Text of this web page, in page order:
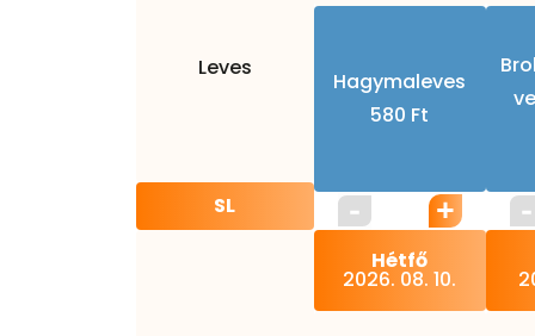
Leves
SL
Hagymaleves
580 Ft
Hétfő
2026. 08. 10.